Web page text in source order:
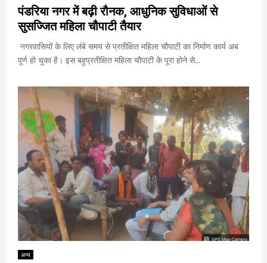
पंडरिया नगर में बढ़ी रौनक, आधुनिक सुविधाओं से
सुसज्जित महिला चौपाटी तैयार
नगरवासियों के लिए लंबे समय से प्रतीक्षित महिला चौपाटी का निर्माण कार्य अब
पूर्ण हो चुका है। इस बहुप्रतीक्षित महिला चौपाटी के पूरा होने से...
अन्य